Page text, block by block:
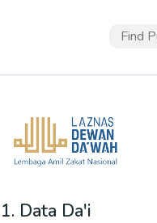
1. Data Da'i